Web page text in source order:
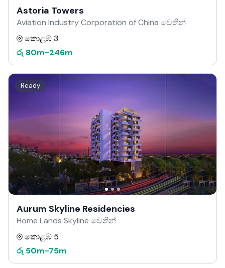
Astoria Towers
Aviation Industry Corporation of China වෙතින්
කොළඹ 3
රු 80m-246m
Ready
Aurum Skyline Residencies
Home Lands Skyline වෙතින්
කොළඹ 5
රු 50m-75m